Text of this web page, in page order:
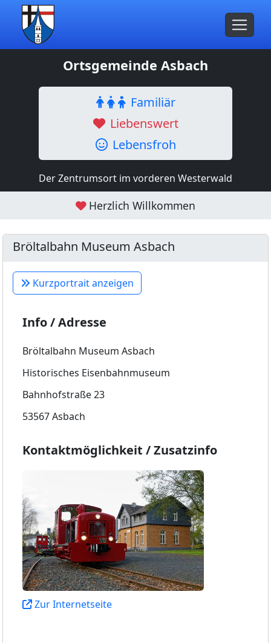
Ortsgemeinde Asbach
Familiär
Liebenswert
Lebensfroh
Der Zentrumsort im vorderen Westerwald
Herzlich Willkommen
Bröltalbahn Museum Asbach
Kurzportrait anzeigen
Info / Adresse
Bröltalbahn Museum Asbach
Historisches Eisenbahnmuseum
Bahnhofstraße 23
53567 Asbach
Kontaktmöglichkeit / Zusatzinfo
Zur Internetseite